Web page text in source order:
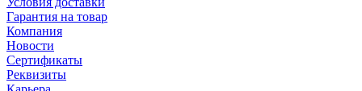
Гарантия на товар
Компания
Новости
Сертификаты
Реквизиты